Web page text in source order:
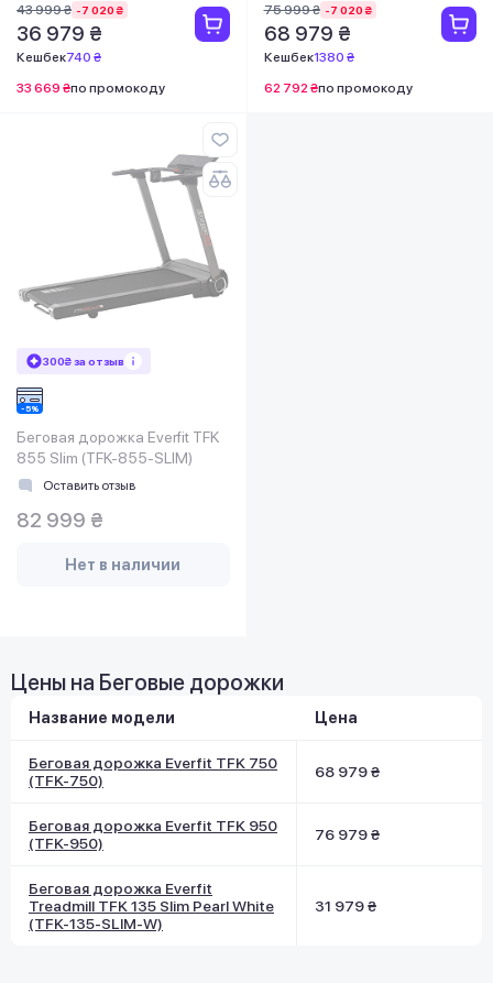
43 999 ₴ -7 020 ₴
36 979 ₴
Кешбек740 ₴
33 669 ₴по промокоду
75 999 ₴ -7 020 ₴
68 979 ₴
Кешбек1380 ₴
62 792 ₴по промокоду
300₴ за отзыв
Беговая дорожка Everfit TFK
855 Slim (TFK-855-SLIM)
Оставить отзыв
82 999 ₴
Нет в наличии
Цены на Беговые дорожки
Название модели Цена
Беговая дорожка Everfit TFK 750
(TFK-750)
68 979 ₴
Беговая дорожка Everfit TFK 950
(TFK-950)
76 979 ₴
Беговая дорожка Everfit
Treadmill TFK 135 Slim Pearl White
(TFK-135-SLIM-W)
31 979 ₴